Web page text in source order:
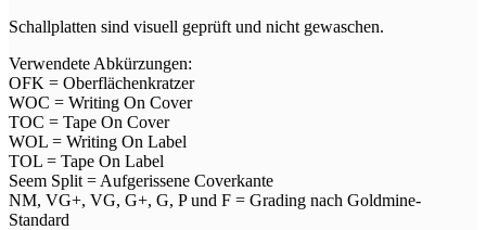
Schallplatten sind visuell geprüft und nicht gewaschen.
Verwendete Abkürzungen:
OFK = Oberflächenkratzer
WOC = Writing On Cover
TOC = Tape On Cover
WOL = Writing On Label
TOL = Tape On Label
Seem Split = Aufgerissene Coverkante
NM, VG+, VG, G+, G, P und F = Grading nach Goldmine-
Standard